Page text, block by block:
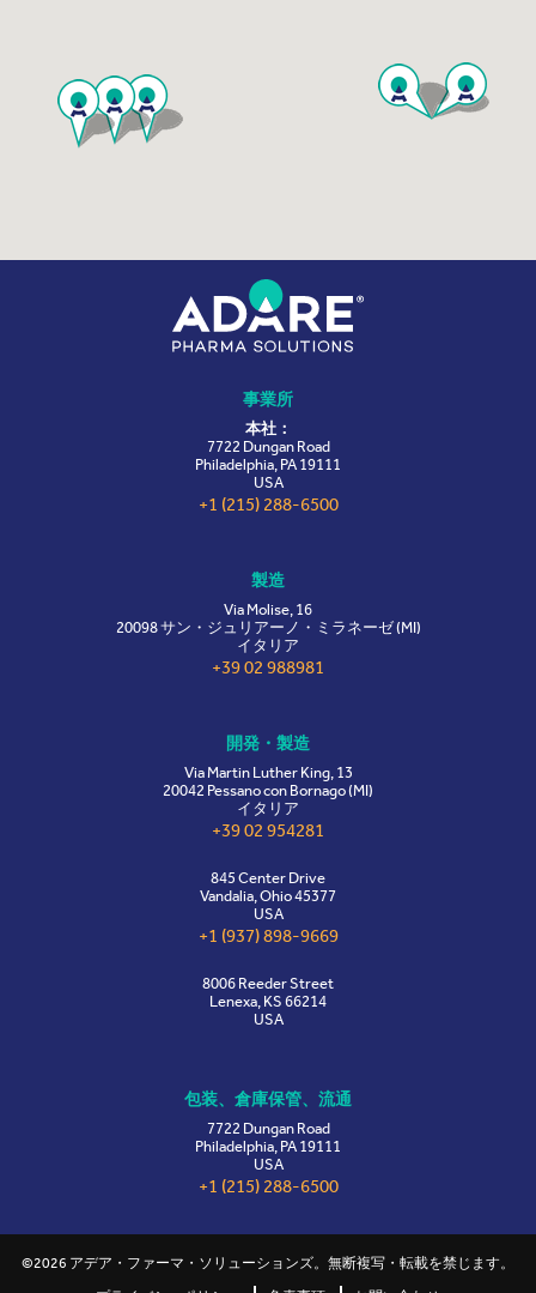
事業所
本社：
7722 Dungan Road
Philadelphia, PA 19111
USA
+1 (215) 288-6500
製造
Via Molise, 16
20098 サン・ジュリアーノ・ミラネーゼ (MI)
イタリア
+39 02 988981
開発・製造
Via Martin Luther King, 13
20042 Pessano con Bornago (MI)
イタリア
+39 02 954281
845 Center Drive
Vandalia, Ohio 45377
USA
+1 (937) 898-9669
8006 Reeder Street
Lenexa, KS 66214
USA
包装、倉庫保管、流通
7722 Dungan Road
Philadelphia, PA 19111
USA
+1 (215) 288-6500
©2026 アデア・ファーマ・ソリューションズ。無断複写・転載を禁じます。